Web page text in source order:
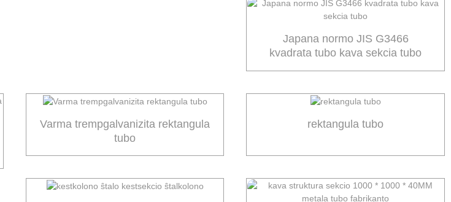
Japana normo JIS G3466
kvadrata tubo kava sekcia tubo
Varma trempgalvanizita rektangula
tubo
rektangula tubo